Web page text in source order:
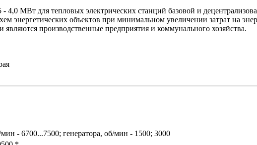
МВт для тепловых электрических станций базовой и
объектов при минимальном увеличении затрат на
производственные предприятия и коммунального хозяйства.
- 6700...7500; генератора, об/мин - 1500; 3000